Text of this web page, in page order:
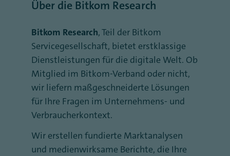
Über die Bitkom Research
Bitkom Research, Teil der Bitkom
Servicegesellschaft, bietet erstklassige
Dienstleistungen für die digitale Welt. Ob
Mitglied im Bitkom-Verband oder nicht,
wir liefern maßgeschneiderte Lösungen
für Ihre Fragen im Unternehmens- und
Verbraucherkontext.
Wir erstellen fundierte Marktanalysen
und medienwirksame Berichte, die Ihre